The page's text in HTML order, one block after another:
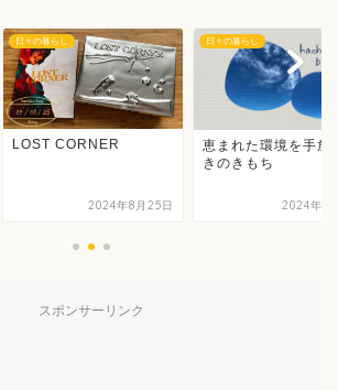
日々の暮らし
LOST CORNER
2024年8月25日
日々の暮らし
恵まれた環境を手放
きのきもち
2024年11
スポンサーリンク